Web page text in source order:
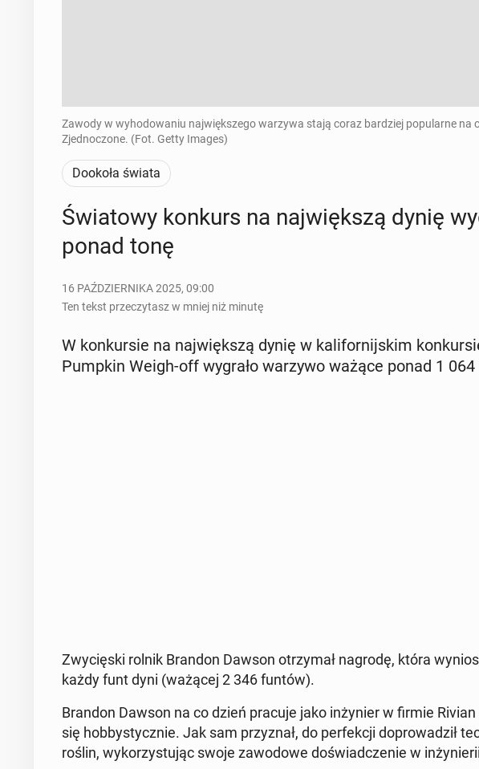
Zawody w wyhodowaniu największego warzywa stają coraz bardziej popularne na
Zjednoczone. (Fot. Getty Images)
Dookoła świata
Świa­to­wy konkurs na naj­więk­szą dynię
ponad tonę
16 PAŹDZIERNIKA 2025, 09:00
Ten tekst przeczytasz w mniej niż minutę
W kon­kur­sie na naj­więk­szą dynię w ka­li­for­nij­skim
Pumpkin Weigh-off wygrało warzywo ważące ponad 1 064
Zwy­cię­ski rolnik Brandon Dawson otrzy­mał nagrodę, która
każdy funt dyni (ważącej 2 346 funtów).
Brandon Dawson na co dzień pracuje jako in­ży­nier w firmie
się hob­by­stycz­nie. Jak sam przy­znał, do per­fek­cji do­pro­wa­dził
roślin, wy­ko­rzy­stu­jąc swoje za­wo­do­we do­świad­cze­nie w